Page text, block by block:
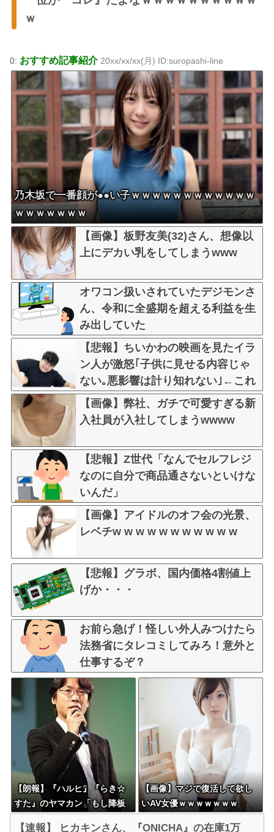
ｗ
0: おすすめ記事紹介20xx/xx/xx(月) ID:suropashi-line
乃木坂で一番顔が●●い子ｗｗｗｗｗｗｗｗｗｗｗｗ
ｗｗｗｗｗｗｗ
【画像】板野友美(32)さん、想像以
上にデカい乳をしてしまうwww
オワコン扱いされていたデジモンさ
ん、令和に全盛期を超える利益を生
み出していた
【悲報】ちいかわの映画を見たイラ
ン人が激怒｢子供に見せる内容じゃ
ない｡悪影響は計り知れない｣←これ
w w w w w w w w w
【画像】弊社、ガチで可愛すぎる新
入社員が入社してしまうwwww
【悲報】Z世代「なんでセルフレジ
なのに自分で商品通さないといけな
いんだ」
【画像】アイドルのオフ会の光景、
レベチw w w w w w w w w w w
【悲報】グラボ、国内価格4割値上
げか・・・
お前ら急げ！怪しい外人みつけたら
法務省にタレコミしてみろ！意外と
仕事するぞ？
【朗報】『ハルヒ』『らき☆
すた』のヤマカン「もし降板
【画像】マジで復活して欲し
いAV女優ｗｗｗｗｗｗｗ
【速報】 ヒカキンさん、『ONICHA』の在庫1万